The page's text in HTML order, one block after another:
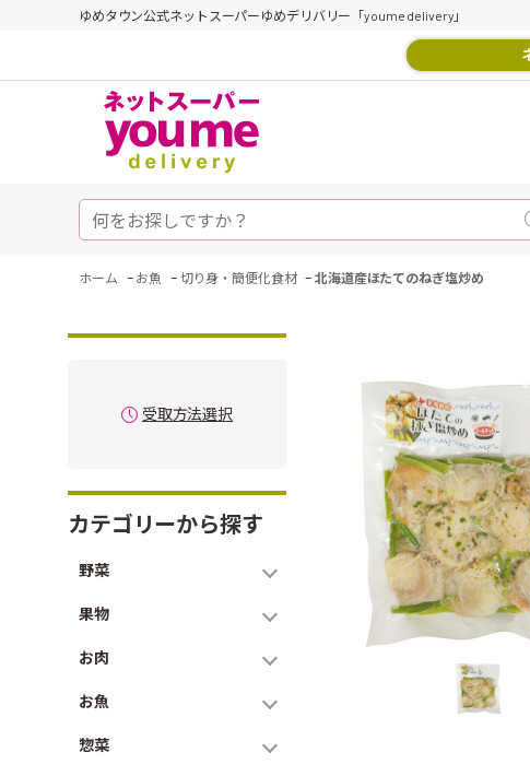
ゆめタウン公式ネットスーパーゆめデリバリー「youme delivery」
ホーム - お魚 - 切り身・簡便化食材 -北海道産ほたてのねぎ塩炒め
受取方法選択
カテゴリーから探す
野菜
果物
お肉
お魚
惣菜